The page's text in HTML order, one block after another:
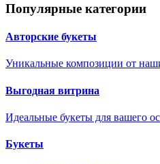
Популярные категории
Авторские букеты
Уникальные композиции от
Выгодная витрина
Идеальные букеты для вашего
Букеты